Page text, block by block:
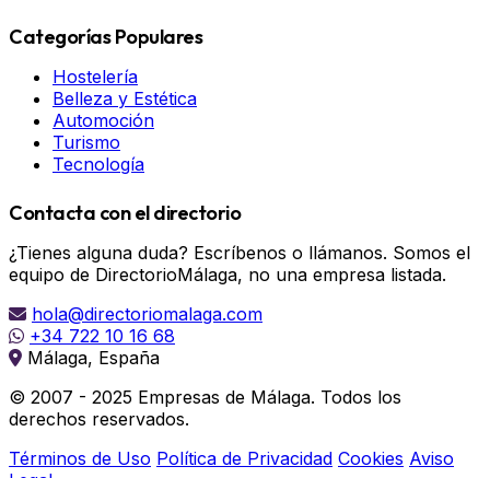
Categorías Populares
Hostelería
Belleza y Estética
Automoción
Turismo
Tecnología
Contacta con el directorio
¿Tienes alguna duda? Escríbenos o llámanos. Somos el
equipo de DirectorioMálaga, no una empresa listada.
hola@directoriomalaga.com
+34 722 10 16 68
Málaga, España
© 2007 - 2025 Empresas de Málaga. Todos los
derechos reservados.
Términos de Uso Política de Privacidad Cookies Aviso